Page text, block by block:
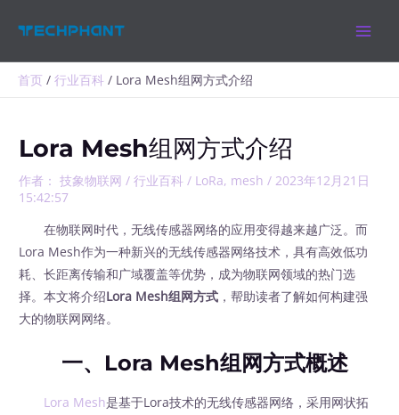
首页 行业百科 Lora Mesh组网方式介绍
Lora Mesh组网方式介绍
作者： 技象物联网/行业百科 / LoRa, mesh /2023年12月21日
15:42:57
在物联网时代，无线传感器网络的应用变得越来越广泛。而
Lora Mesh作为一种新兴的无线传感器网络技术，具有高效低功
耗、长距离传输和广域覆盖等优势，成为物联网领域的热门选
择。本文将介绍Lora Mesh组网方式 ，帮助读者了解如何构建强
大的物联网网络。
一、Lora Mesh组网方式概述
Lora Mesh是基于Lora技术的无线传感器网络，采用网状拓